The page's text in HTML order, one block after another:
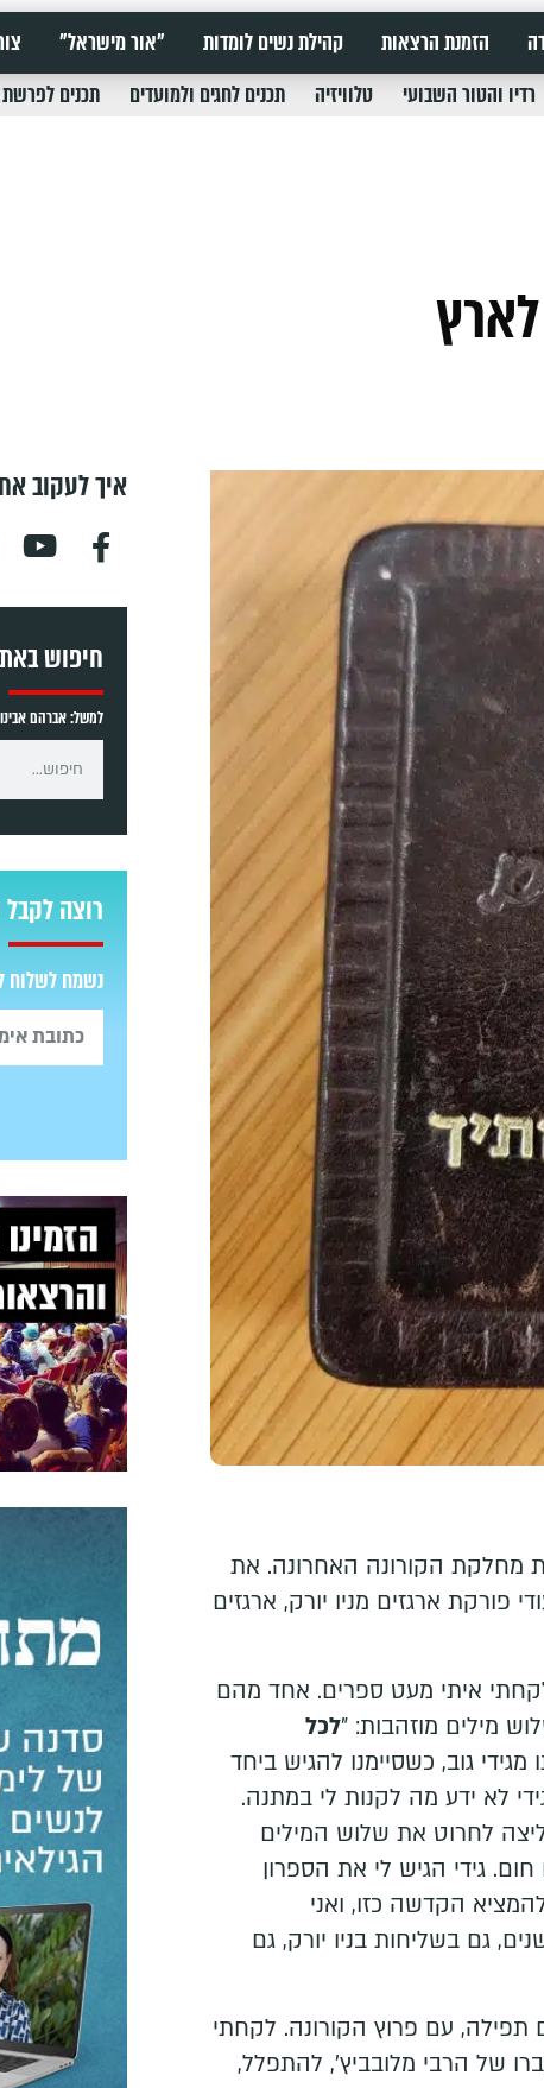
הזמנת הרצאות קהילת נשים לומדות "אור מישראל"
רדיו והטור השבועי טלוויזיה תכנים לחגים ולמועדים תכנים
מחלקת הקורונה האחרונה. את
פורקת ארגזים מניו יורק, ארגזים
לקחתי איתי מעט ספרים. אחד מהם
מילים מוזהבות: "לכל
מגידי גוב, כשסיימנו להגיש ביחד
לא ידע מה לקנות לי במתנה.
לחרוט את שלוש המילים
גידי הגיש לי את הספרון
הקדשה כזו, ואני
גם בשליחות בניו יורק, גם
תפילה, עם פרוץ הקורונה. לקחתי
של הרבי מלובביץ', להתפלל,
איך לעקוב
חיפוש
למשל: אברהם
רוצה לקבל
נשמח לשלוח